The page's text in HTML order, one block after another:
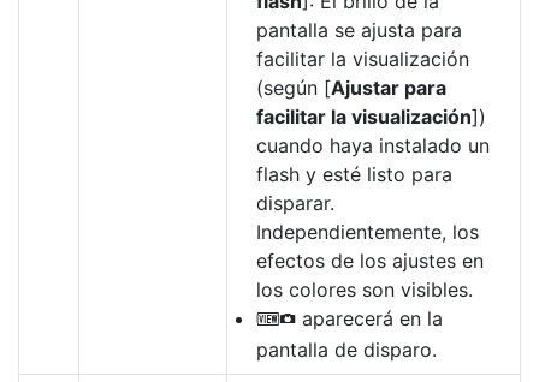
pantalla se ajusta para
facilitar la visualización
(según [Ajustar para
facilitar la visualización])
cuando haya instalado un
flash y esté listo para
disparar.
Independientemente, los
efectos de los ajustes en
los colores son visibles.
V aparecerá en la
pantalla de disparo.